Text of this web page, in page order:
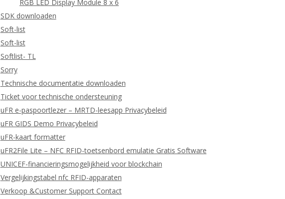
RGB LED Display Module 8 x 6
SDK downloaden
Soft-list
Soft-list
Softlist- TL
Sorry
Technische documentatie downloaden
Ticket voor technische ondersteuning
uFR e-paspoortlezer – MRTD-leesapp Privacybeleid
uFR GIDS Demo Privacybeleid
uFR-kaart formatter
uFR2File Lite – NFC RFID-toetsenbord emulatie Gratis Software
UNICEF-financieringsmogelijkheid voor blockchain
Vergelijkingstabel nfc RFID-apparaten
Verkoop &Customer Support Contact